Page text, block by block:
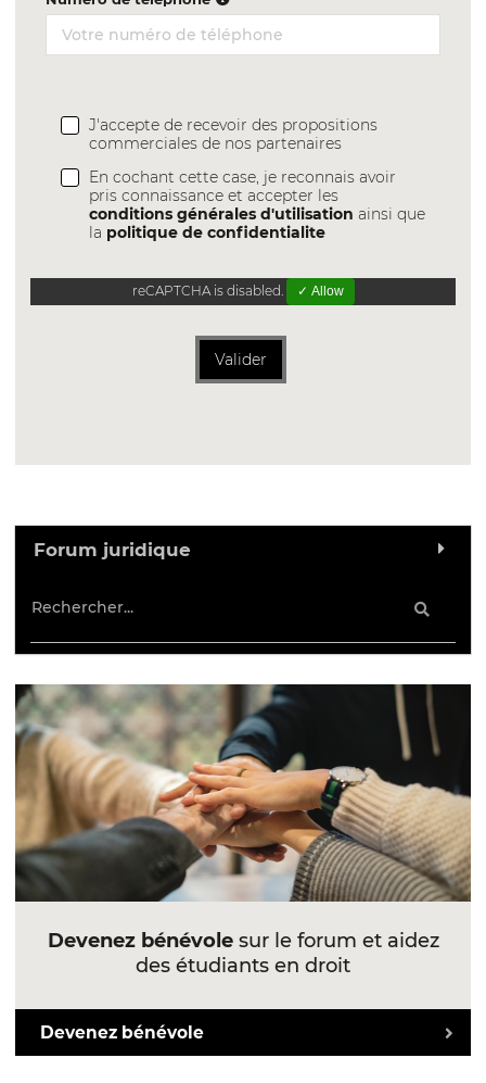
J'accepte de recevoir des propositions
commerciales de nos partenaires
En cochant cette case, je reconnais avoir
pris connaissance et accepter les
conditions générales d'utilisation ainsi que
la politique de confidentialite
reCAPTCHA is disabled. ✓ Allow
Valider
Forum juridique
Devenez bénévolesur le forum et aidez
des étudiants en droit
Devenez bénévole